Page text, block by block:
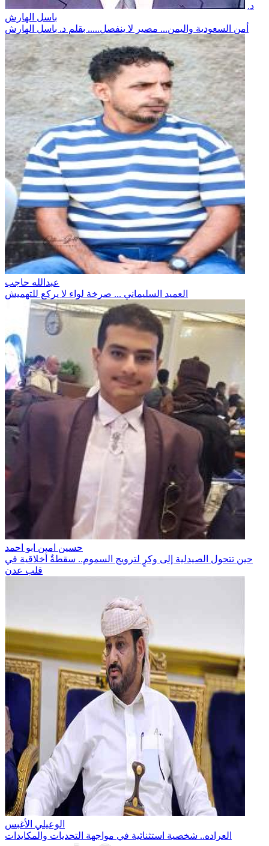
د.
باسل الهارش
أمن السعودية واليمن... مصير لا ينفصل..... بقلم د. باسل الهارش
عبدالله حاجب
العميد السليماني ... صرخة لواء لا يركع للتهميش
حسين امين ابو احمد
حين تتحول الصيدلية إلى وكرٍ لترويج السموم.. سقطةٌ أخلاقية في
قلب عدن
الوعيلي الأغبس
العراده.. شخصية استثنائية في مواجهة التحديات والمكايدات